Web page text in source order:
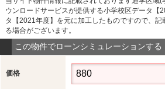
ウンロードサービスが提供する小学校区データ【
タ【2021年度】を元に加工したものですので、記
る場合がございます。
この物件でローンシミュレーションする
価格